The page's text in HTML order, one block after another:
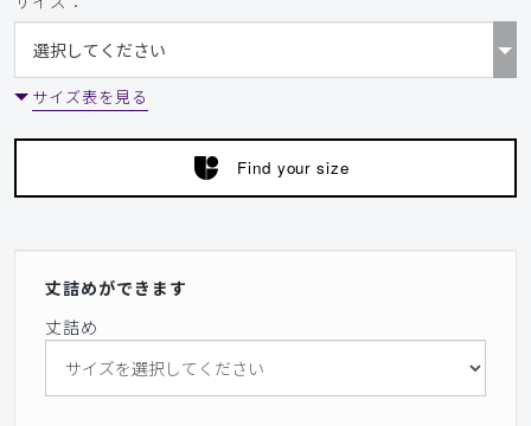
サイズ表を見る
Find your size
丈詰めができます
丈詰め